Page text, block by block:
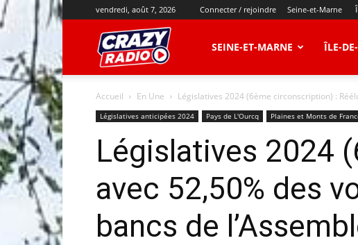
vendredi, août 7, 2026 Connecter / rejoindre Seine-et-Marne
RADIO
SEINE-ET-MARNE ÎLE-
Accueil En Une Législatives 2024 (6ème circonscription) :
Législatives anticipées 2024 Pays de L'Ourcq Plaines et Monts de
Législatives 2024
avec 52,50% des
bancs de